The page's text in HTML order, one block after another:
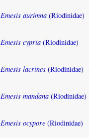
Emesis aurimna (Riodinidae)
Emesis cypria (Riodinidae)
Emesis lacrines (Riodinidae)
Emesis mandana (Riodinidae)
Emesis ocypore (Riodinidae)